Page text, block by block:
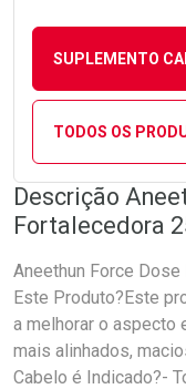
SUPLEMENTO
TODOS OS
Descrição
Fortalecedora
Aneethun Force
Este Produto?Este
a melhorar o aspecto
mais alinhados,
Cabelo é Indicado?-